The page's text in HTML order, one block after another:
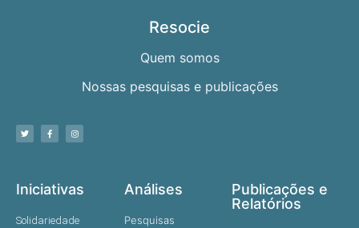
Resocie
Quem somos
Nossas pesquisas e publicações
Iniciativas
Solidariedade
Análises
Pesquisas
Publicações e
Relatórios